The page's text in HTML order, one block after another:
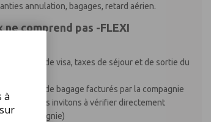
à
annulation, bagages, retard aérien.
ne comprend pas -FLEXI
frais de visa, taxes de séjour et de sortie du
frais de bagage facturés par la compagnie
(Nous vous invitons à vérifier directement
la compagnie)